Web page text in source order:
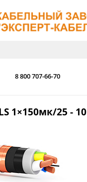
8 800 707-66-70
1×150мк/25 - 10